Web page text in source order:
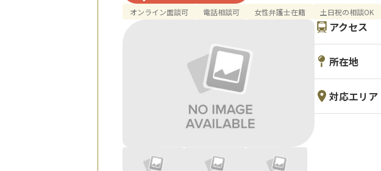
オンライン面談可 電話相談可 女性弁護士在籍 土日祝の相談OK
アクセス
所在地
対応エリア